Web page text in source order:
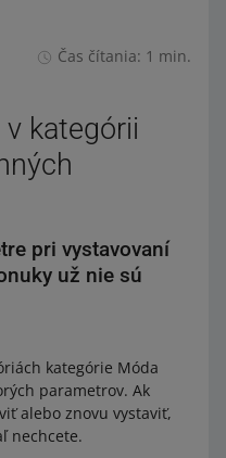
Čas čítania: 1 min.
kategórii
pri vystavovaní
už nie sú
kategórie Móda
parametrov. Ak
alebo znovu vystaviť,
nechcete.